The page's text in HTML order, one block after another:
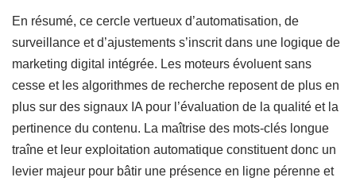
En résumé, ce cercle vertueux d’automatisation, de
surveillance et d’ajustements s’inscrit dans une logique de
marketing digital intégrée. Les moteurs évoluent sans
cesse et les algorithmes de recherche reposent de plus en
plus sur des signaux IA pour l’évaluation de la qualité et la
pertinence du contenu. La maîtrise des mots-clés longue
traîne et leur exploitation automatique constituent donc un
levier majeur pour bâtir une présence en ligne pérenne et